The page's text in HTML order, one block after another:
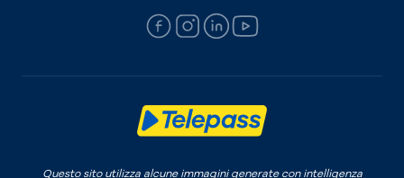
Questo sito utilizza alcune immagini generate con intelligenza